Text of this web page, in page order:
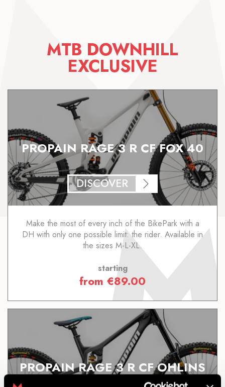
MTB DOWNHILL
EXCLUSIVE
PROPAIN RAGE 3 R CF FOX 40
DISCOVER
Make the most of every inch of the BikePark with a
DH with only one possible limit: the rider. Available in
the sizes M-L-XL.
starting
from €89.00
PROPAIN RAGE 3 R CF OHLINS